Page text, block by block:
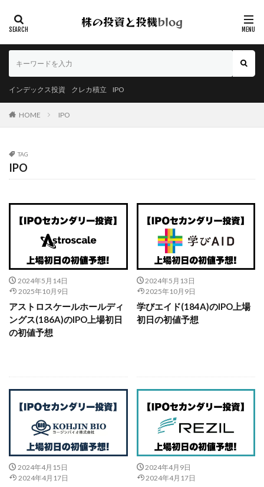
インデックス投資 クレカ積立 IPO
HOME IPO
TAG
IPO
2024年5月14日
2025年10月9日
アストロスケールホールディ
ングス(186A)のIPO上場初日
の初値予想
2024年5月13日
2025年10月9日
学びエイド(184A)のIPO上場
初日の初値予想
2024年4月15日
2024年4月17日
2024年4月9日
2024年4月17日